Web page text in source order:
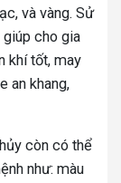
và vàng. Sử
cho gia
khí tốt, may
an khang,
còn có thể
như: màu